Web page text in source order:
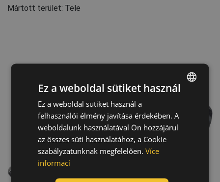
Mártott terület: Tele
CZECH
HUNGARIAN
SLOVAK
Ez a weboldal sütiket használ
Ez a weboldal sütiket használ a
felhasználói élmény javítása érdekében. A
weboldalunk használatával Ön hozzájárul
az összes süti használatához, a Cookie
szabályzatunknak megfelelően. Více
informací